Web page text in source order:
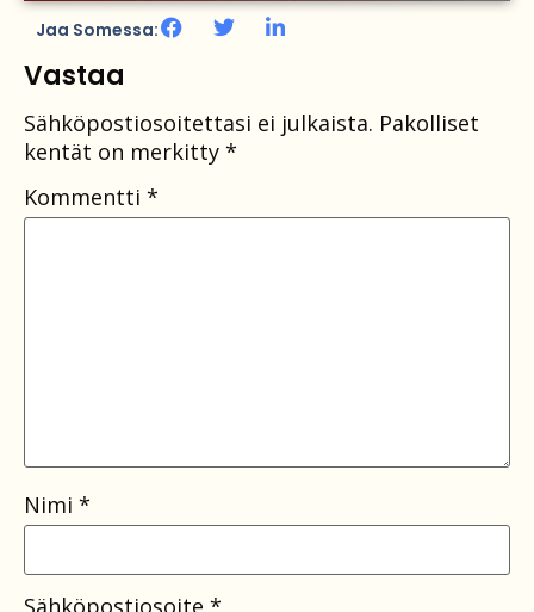
Jaa Somessa:
Vastaa
Sähköpostiosoitettasi ei julkaista. Pakolliset
kentät on merkitty *
Kommentti *
Nimi *
Sähköpostiosoite *